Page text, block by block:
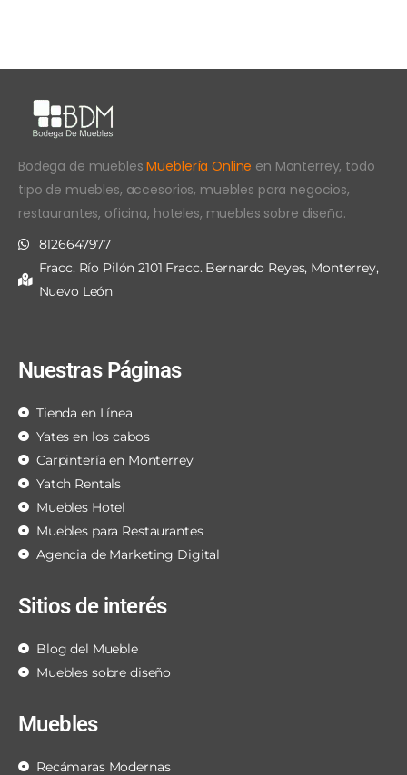
Bodega de mueblesMueblería Online en Monterrey, todo
tipo de muebles, accesorios, muebles para negocios,
restaurantes, oficina, hoteles, muebles sobre diseño.
8126647977
Fracc. Río Pilón 2101 Fracc. Bernardo Reyes, Monterrey,
Nuevo León
Nuestras Páginas
Tienda en Línea
Yates en los cabos
Carpintería en Monterrey
Yatch Rentals
Muebles Hotel
Muebles para Restaurantes
Agencia de Marketing Digital
Sitios de interés
Blog del Mueble
Muebles sobre diseño
Muebles
Recámaras Modernas